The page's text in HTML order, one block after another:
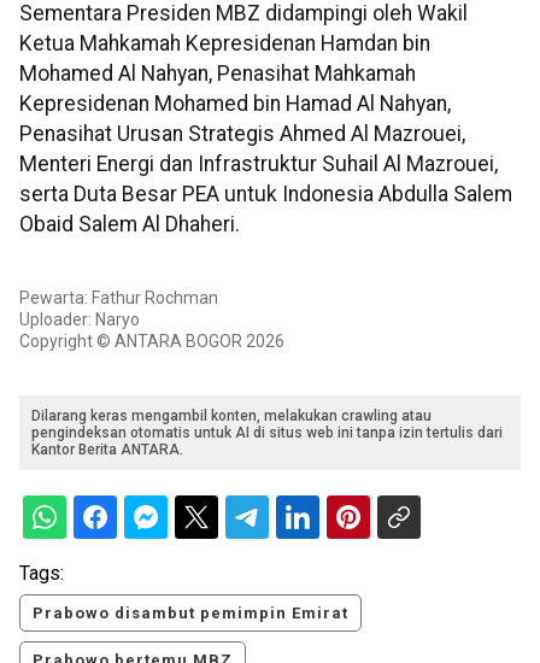
Sementara Presiden MBZ didampingi oleh Wakil
Ketua Mahkamah Kepresidenan Hamdan bin
Mohamed Al Nahyan, Penasihat Mahkamah
Kepresidenan Mohamed bin Hamad Al Nahyan,
Penasihat Urusan Strategis Ahmed Al Mazrouei,
Menteri Energi dan Infrastruktur Suhail Al Mazrouei,
serta Duta Besar PEA untuk Indonesia Abdulla Salem
Obaid Salem Al Dhaheri.
Pewarta: Fathur Rochman
Uploader: Naryo
Copyright © ANTARA BOGOR 2026
Dilarang keras mengambil konten, melakukan crawling atau
pengindeksan otomatis untuk AI di situs web ini tanpa izin tertulis dari
Kantor Berita ANTARA.
Tags:
Prabowo disambut pemimpin Emirat